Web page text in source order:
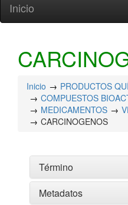
Inicio
Inicio
PRODUCTOS
COMPUESTOS
MEDICAMENTOS
CARCINOGENOS
Término
Metadatos